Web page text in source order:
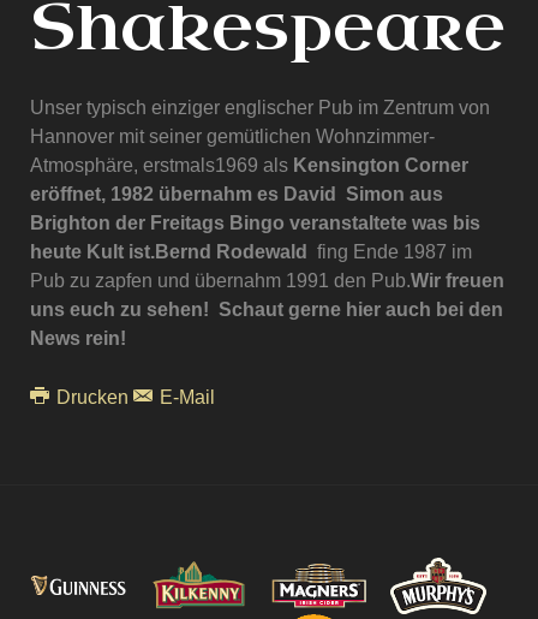
Shakespeare
Unser typisch einziger englischer Pub im Zentrum von
Hannover mit seiner gemütlichen Wohnzimmer-
Atmosphäre, erstmals1969 als Kensington Corner
eröffnet, 1982 übernahm es David Simon aus
Brighton der Freitags Bingo veranstaltete was bis
heute Kult ist.Bernd Rodewald
fing Ende 1987 im
Pub zu zapfen und übernahm 1991 den Pub.Wir freuen
uns euch zu sehen! Schaut gerne hier auch bei den
News rein!
Drucken E-Mail